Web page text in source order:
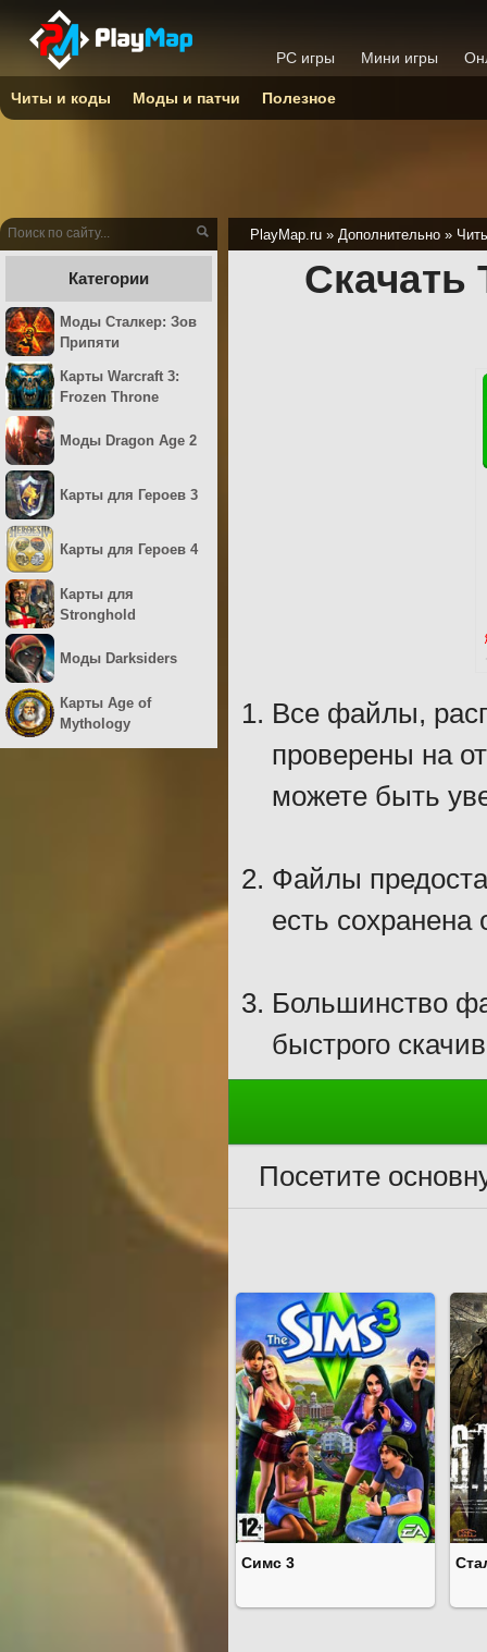
PlayMap.ru » Дополнительно »
Скачать
Все файлы,
проверены на
можете быть
Файлы
есть сохранена
Большинство
быстрого
Посетите
Симс 3
Категории
Моды Сталкер: Зов
Припяти
Карты Warcraft 3:
Frozen Throne
Моды Dragon Age 2
Карты для Героев 3
Карты для Героев 4
Карты для
Stronghold
Моды Darksiders
Карты Age of
Mythology
PC игры Мини игры
Читы и коды Моды и патчи Полезное